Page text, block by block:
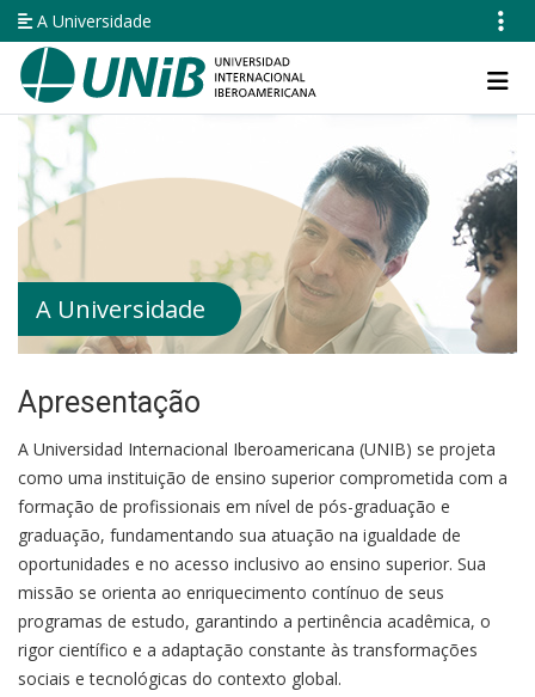
Pular
para
conteúdo
principal
A Universidade
Navegación
principal
A Universidade
Apresentação
A Universidad Internacional Iberoamericana (UNIB) se projeta
como uma instituição de ensino superior comprometida com a
formação de profissionais em nível de pós-graduação e
graduação, fundamentando sua atuação na igualdade de
oportunidades e no acesso inclusivo ao ensino superior. Sua
missão se orienta ao enriquecimento contínuo de seus
programas de estudo, garantindo a pertinência acadêmica, o
rigor científico e a adaptação constante às transformações
sociais e tecnológicas do contexto global.